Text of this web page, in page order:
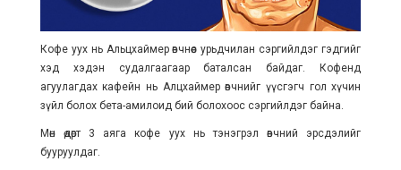
Кофе уух нь Альцхаймер өвчнөөс урьдчилан сэргийлдэг гэдгийг
хэд хэдэн судалгаагаар баталсан байдаг. Кофенд
агуулагдах кафейн нь Алцхаймер өвчнийг үүсгэгч гол хүчин
зүйл болох бета-амилоид бий болохоос сэргийлдэг байна.
Мөн өдөрт 3 аяга кофе уух нь тэнэгрэл өвчний эрсдэлийг
бууруулдаг.